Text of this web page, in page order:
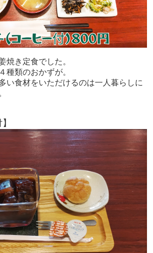
焼き定食でした。
種類のおかずが。
い食材をいただけるのは一人暮らしに